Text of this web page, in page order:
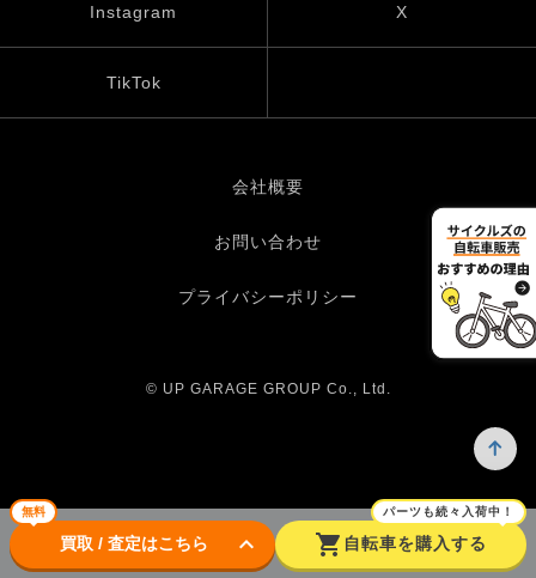
無料
買取 / 査定はこちら keyboard_arrow_down shopping_cart
パーツも続々入荷中！
自転車を購入する
Instagram X
TikTok
会社概要
お問い合わせ
プライバシーポリシー
© UP GARAGE GROUP Co., Ltd.